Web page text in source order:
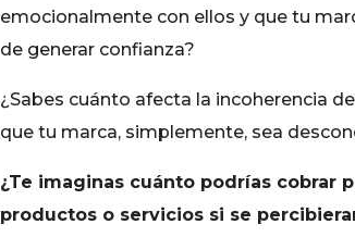
emocionalmente con ellos y que tu
de generar confianza?
¿Sabes cuánto afecta la incoherencia
que tu marca, simplemente, sea
¿Te imaginas cuánto podrías cobrar
productos o servicios si se